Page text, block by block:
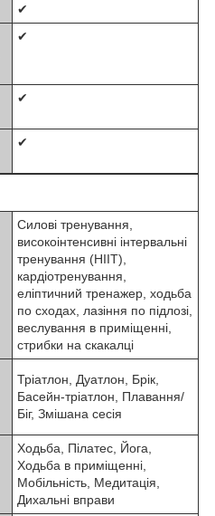
✔
✔
✔
✔
Силові тренування,
високоінтенсивні інтервальні
тренування (HIIT),
кардіотренування,
еліптичний тренажер, ходьба
по сходах, лазіння по підлозі,
веслування в приміщенні,
стрибки на скакалці
Тріатлон, Дуатлон, Брік,
Басейн-тріатлон, Плавання/
Біг, Змішана сесія
Ходьба, Пілатес, Йога,
Ходьба в приміщенні,
Мобільність, Медитація,
Дихальні вправи